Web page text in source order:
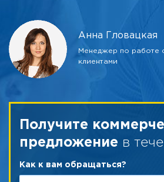
Анна Гловацкая
Менеджер по работе
клиентами
Получите
предложение в
Как к вам обращаться?